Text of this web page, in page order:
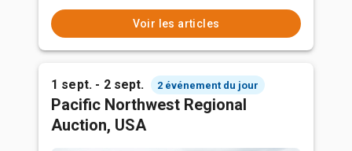
Voir les articles
1 sept. - 2 sept. 2 événement du jour
Pacific Northwest Regional
Auction, USA